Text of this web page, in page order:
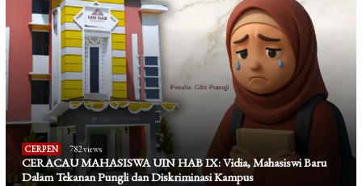
CERPEN 782 views
CERACAU MAHASISWA UIN HAB IX: Vidia, Mahasiswi Baru
Dalam Tekanan Pungli dan Diskriminasi Kampus